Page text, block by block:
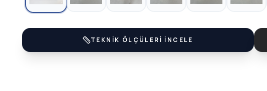
TEKNIK ÖLÇÜLERI İNCELE